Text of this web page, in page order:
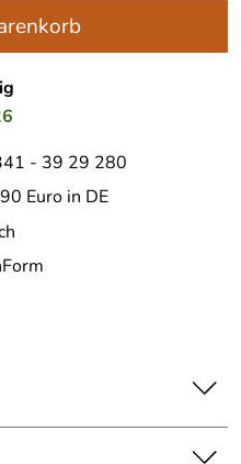
- 39 29 280
Euro in DE
Seiher aus recyceltem
In 2 Größen verfügbar.